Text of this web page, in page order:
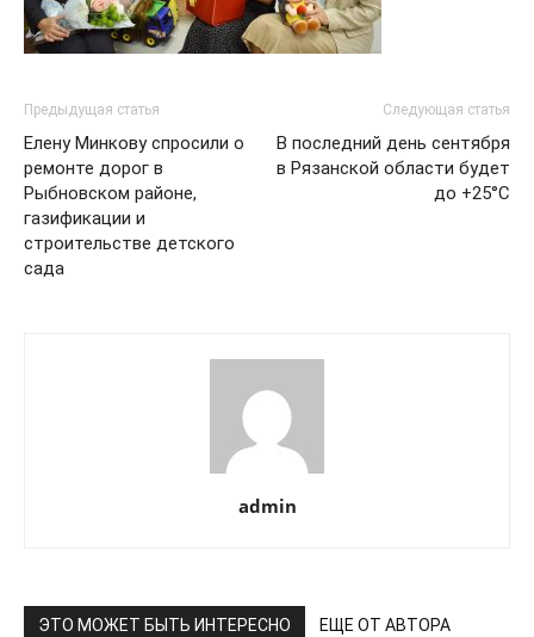
Предыдущая статья
Елену Минкову спросили о
ремонте дорог в
Рыбновском районе,
газификации и
строительстве детского
сада
Следующая статья
В последний день сентября
в Рязанской области будет
до +25°С
admin
ЭТО МОЖЕТ БЫТЬ ИНТЕРЕСНО ЕЩЕ ОТ АВТОРА